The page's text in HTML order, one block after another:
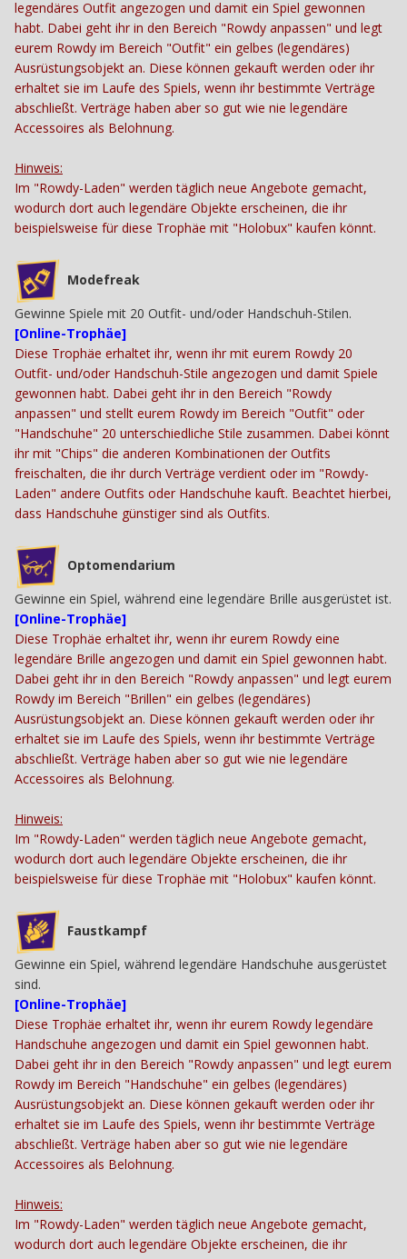
legendäres Outfit angezogen und damit ein Spiel gewonnen
habt. Dabei geht ihr in den Bereich "Rowdy anpassen" und legt
eurem Rowdy im Bereich "Outfit" ein gelbes (legendäres)
Ausrüstungsobjekt an. Diese können gekauft werden oder ihr
erhaltet sie im Laufe des Spiels, wenn ihr bestimmte Verträge
abschließt. Verträge haben aber so gut wie nie legendäre
Accessoires als Belohnung.
Hinweis:
Im "Rowdy-Laden" werden täglich neue Angebote gemacht,
wodurch dort auch legendäre Objekte erscheinen, die ihr
beispielsweise für diese Trophäe mit "Holobux" kaufen könnt.
Modefreak
Gewinne Spiele mit 20 Outfit- und/oder Handschuh-Stilen.
[Online-Trophäe]
Diese Trophäe erhaltet ihr, wenn ihr mit eurem Rowdy 20
Outfit- und/oder Handschuh-Stile angezogen und damit Spiele
gewonnen habt. Dabei geht ihr in den Bereich "Rowdy
anpassen" und stellt eurem Rowdy im Bereich "Outfit" oder
"Handschuhe" 20 unterschiedliche Stile zusammen. Dabei könnt
ihr mit "Chips" die anderen Kombinationen der Outfits
freischalten, die ihr durch Verträge verdient oder im "Rowdy-
Laden" andere Outfits oder Handschuhe kauft. Beachtet hierbei,
dass Handschuhe günstiger sind als Outfits.
Optomendarium
Gewinne ein Spiel, während eine legendäre Brille ausgerüstet ist.
[Online-Trophäe]
Diese Trophäe erhaltet ihr, wenn ihr eurem Rowdy eine
legendäre Brille angezogen und damit ein Spiel gewonnen habt.
Dabei geht ihr in den Bereich "Rowdy anpassen" und legt eurem
Rowdy im Bereich "Brillen" ein gelbes (legendäres)
Ausrüstungsobjekt an. Diese können gekauft werden oder ihr
erhaltet sie im Laufe des Spiels, wenn ihr bestimmte Verträge
abschließt. Verträge haben aber so gut wie nie legendäre
Accessoires als Belohnung.
Hinweis:
Im "Rowdy-Laden" werden täglich neue Angebote gemacht,
wodurch dort auch legendäre Objekte erscheinen, die ihr
beispielsweise für diese Trophäe mit "Holobux" kaufen könnt.
Faustkampf
Gewinne ein Spiel, während legendäre Handschuhe ausgerüstet
sind.
[Online-Trophäe]
Diese Trophäe erhaltet ihr, wenn ihr eurem Rowdy legendäre
Handschuhe angezogen und damit ein Spiel gewonnen habt.
Dabei geht ihr in den Bereich "Rowdy anpassen" und legt eurem
Rowdy im Bereich "Handschuhe" ein gelbes (legendäres)
Ausrüstungsobjekt an. Diese können gekauft werden oder ihr
erhaltet sie im Laufe des Spiels, wenn ihr bestimmte Verträge
abschließt. Verträge haben aber so gut wie nie legendäre
Accessoires als Belohnung.
Hinweis:
Im "Rowdy-Laden" werden täglich neue Angebote gemacht,
wodurch dort auch legendäre Objekte erscheinen, die ihr